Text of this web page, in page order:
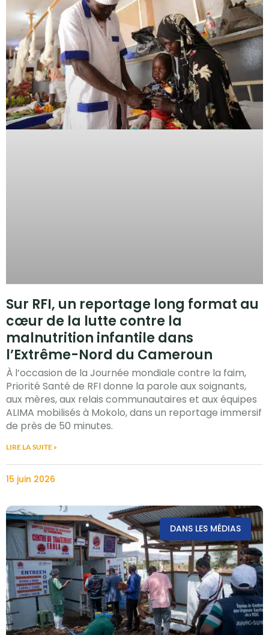
Sur RFI, un reportage long format au
cœur de la lutte contre la
malnutrition infantile dans
l’Extrême-Nord du Cameroun
À l’occasion de la Journée mondiale contre la faim,
Priorité Santé de RFI donne la parole aux soignants,
aux mères, aux relais communautaires et aux équipes
ALIMA mobilisés à Mokolo, dans un reportage immersif
de près de 50 minutes.
LIRE LA SUITE »
15 juin 2026
DANS LES MÉDIAS